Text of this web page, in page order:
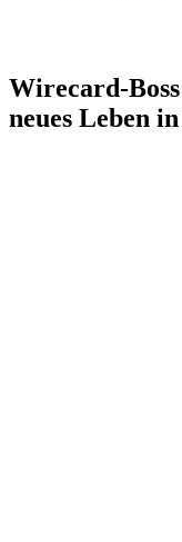
Wirecard-
neues Leben